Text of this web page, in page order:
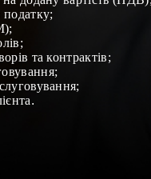
податку;
;
;
та контрактів;
;
;
.